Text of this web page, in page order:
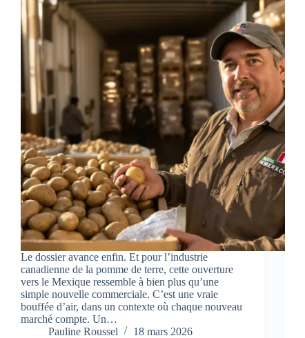
Le dossier avance enfin. Et pour l’industrie
canadienne de la pomme de terre, cette ouverture
vers le Mexique ressemble à bien plus qu’une
simple nouvelle commerciale. C’est une vraie
bouffée d’air, dans un contexte où chaque nouveau
marché compte. Un…
Pauline Roussel
18 mars 2026